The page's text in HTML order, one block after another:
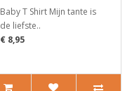
Baby T Shirt Mijn tante is
de liefste..
€ 8,95